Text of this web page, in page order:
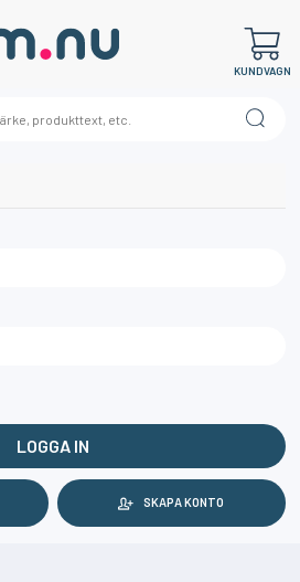
KUNDVAGN
SKAPA KONTO